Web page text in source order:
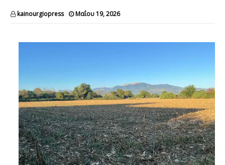
kainourgiopress Μαΐου 19, 2026